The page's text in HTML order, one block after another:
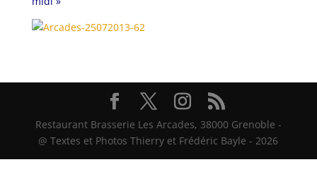
Restaurant Brasserie Les Arcades, 38000 Grenoble -
@ Textes et Photos Thierry et Frédéric Bayle - 2026